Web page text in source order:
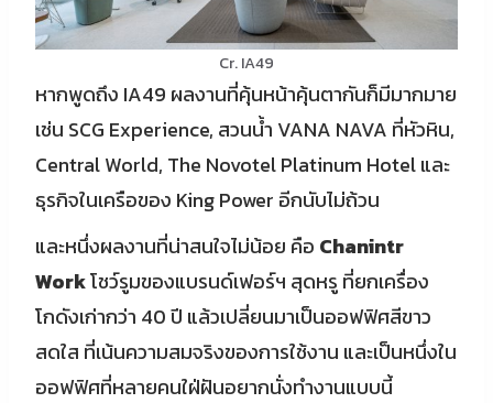
Cr. IA49
หากพูดถึง IA49 ผลงานที่คุ้นหน้าคุ้นตากันก็มีมากมาย
เช่น SCG Experience, สวนน้ำ VANA NAVA ที่หัวหิน,
Central World, The Novotel Platinum Hotel และ
ธุรกิจในเครือของ King Power อีกนับไม่ถ้วน
และหนึ่งผลงานที่น่าสนใจไม่น้อย คือ Chanintr
Workโชว์รูมของแบรนด์เฟอร์ฯ สุดหรู ที่ยกเครื่อง
โกดังเก่ากว่า 40 ปี แล้วเปลี่ยนมาเป็นออฟฟิศสีขาว
สดใส ที่เน้นความสมจริงของการใช้งาน และเป็นหนึ่งใน
ออฟฟิศที่หลายคนใฝ่ฝันอยากนั่งทำงานแบบนี้